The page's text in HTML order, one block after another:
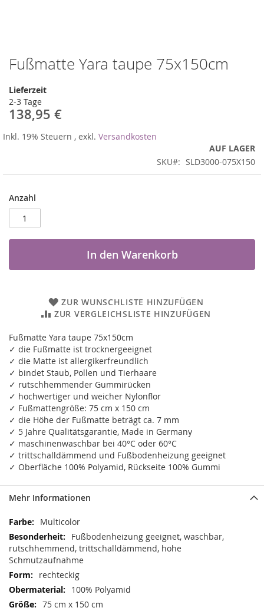
Fußmatte Yara taupe 75x150cm
Lieferzeit
2-3 Tage
138,95 €
Inkl. 19% Steuern , exkl. Versandkosten
AUF LAGER
SKU
SLD3000-075X150
Anzahl
In den Warenkorb
ZUR WUNSCHLISTE HINZUFÜGEN
ZUR VERGLEICHSLISTE HINZUFÜGEN
Fußmatte Yara taupe 75x150cm
✓ die Fußmatte ist trocknergeeignet
✓ die Matte ist allergikerfreundlich
✓ bindet Staub, Pollen und Tierhaare
✓ rutschhemmender Gummirücken
✓ hochwertiger und weicher Nylonflor
✓ Fußmattengröße: 75 cm x 150 cm
✓ die Höhe der Fußmatte beträgt ca. 7 mm
✓ 5 Jahre Qualitätsgarantie, Made in Germany
✓ maschinenwaschbar bei 40°C oder 60°C
✓ trittschalldämmend und Fußbodenheizung geeignet
✓ Oberfläche 100% Polyamid, Rückseite 100% Gummi
Zum
Anfang
der
Bildergalerie
springen
Mehr Informationen
Mehr
Informationen
Multicolor
Fußbodenheizung geeignet, waschbar,
rutschhemmend, trittschalldämmend, hohe
Schmutzaufnahme
rechteckig
100% Polyamid
75 cm x 150 cm